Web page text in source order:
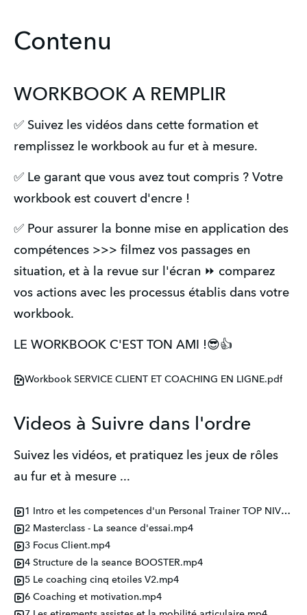
Contenu
WORKBOOK A REMPLIR
✅ Suivez les vidéos dans cette formation et
remplissez le workbook au fur et à mesure.
✅ Le garant que vous avez tout compris ? Votre
workbook est couvert d'encre !
✅ Pour assurer la bonne mise en application des
compétences >>> filmez vos passages en
situation, et à la revue sur l'écran ⏩ comparez
vos actions avec les processus établis dans votre
workbook.
LE WORKBOOK C'EST TON AMI !😎👍
Workbook SERVICE CLIENT ET COACHING EN LIGNE.pdf
Videos à Suivre dans l'ordre
Suivez les vidéos, et pratiquez les jeux de rôles
au fur et à mesure ...
1 Intro et les competences d'un Personal Trainer TOP NIVEAU.mp4
2 Masterclass - La seance d'essai.mp4
3 Focus Client.mp4
4 Structure de la seance BOOSTER.mp4
5 Le coaching cinq etoiles V2.mp4
6 Coaching et motivation.mp4